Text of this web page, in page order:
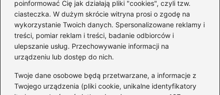
poinformować Cię jak działają pliki "cookies", czyli tzw.
ciasteczka. W dużym skrócie witryna prosi o zgodę na
wykorzystanie Twoich danych. Spersonalizowane reklamy i
treści, pomiar reklam i treści, badanie odbiorców i
ulepszanie usług. Przechowywanie informacji na
urządzeniu lub dostęp do nich.
Twoje dane osobowe będą przetwarzane, a informacje z
Twojego urządzenia (pliki cookie, unikalne identyfikatory
łazienki u architekta —
ceny, które naprawdę
zaskoczą
Jak zamontować listwę
startową do styropianu